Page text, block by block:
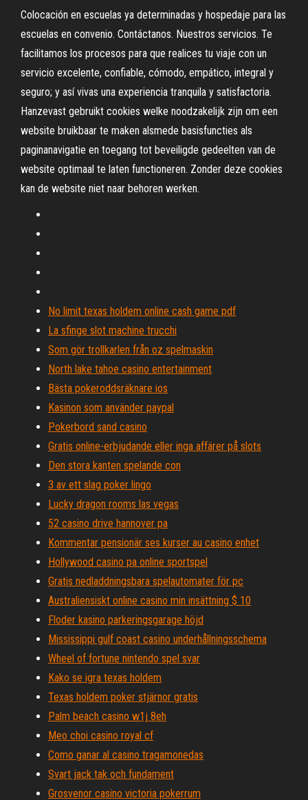
Colocación en escuelas ya determinadas y hospedaje para las
escuelas en convenio. Contáctanos. Nuestros servicios. Te
facilitamos los procesos para que realices tu viaje con un
servicio excelente, confiable, cómodo, empático, integral y
seguro; y así vivas una experiencia tranquila y satisfactoria.
Hanzevast gebruikt cookies welke noodzakelijk zijn om een
website bruikbaar te maken alsmede basisfuncties als
paginanavigatie en toegang tot beveiligde gedeelten van de
website optimaal te laten functioneren. Zonder deze cookies
kan de website niet naar behoren werken.
No limit texas holdem online cash game pdf
La sfinge slot machine trucchi
Som gör trollkarlen från oz spelmaskin
North lake tahoe casino entertainment
Bästa pokeroddsräknare ios
Kasinon som använder paypal
Pokerbord sand casino
Gratis online-erbjudande eller inga affärer på slots
Den stora kanten spelande con
3 av ett slag poker lingo
Lucky dragon rooms las vegas
52 casino drive hannover pa
Kommentar pensionär ses kurser au casino enhet
Hollywood casino pa online sportspel
Gratis nedladdningsbara spelautomater för pc
Australiensiskt online casino min insättning $ 10
Floder kasino parkeringsgarage höjd
Mississippi gulf coast casino underhållningsschema
Wheel of fortune nintendo spel svar
Kako se igra texas holdem
Texas holdem poker stjärnor gratis
Palm beach casino w1j 8eh
Meo choi casino royal cf
Como ganar al casino tragamonedas
Svart jack tak och fundament
Grosvenor casino victoria pokerrum